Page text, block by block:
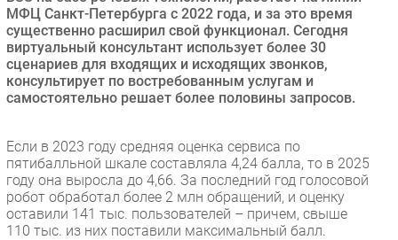
РАЗДЕЛЫ
Новости
Аналитика
Интервью
Проекты
IT класс
Тестовый стенд
Каталог компаний
МФЦ Санкт-Петербурга с 2022 года, и за это время
существенно расширил свой функционал. Сегодня
виртуальный консультант использует более 30
сценариев для входящих и исходящих звонков,
консультирует по востребованным услугам и
самостоятельно решает более половины запросов.
Если в 2023 году средняя оценка сервиса по
пятибалльной шкале составляла 4,24 балла, то в 2025
году она выросла до 4,66. За последний год голосовой
робот обработал более 2 млн обращений, и оценку
оставили 141 тыс. пользователей – причем, свыше
110 тыс. из них поставили максимальный балл.